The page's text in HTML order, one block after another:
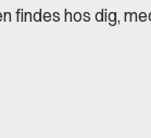
findes hos dig,